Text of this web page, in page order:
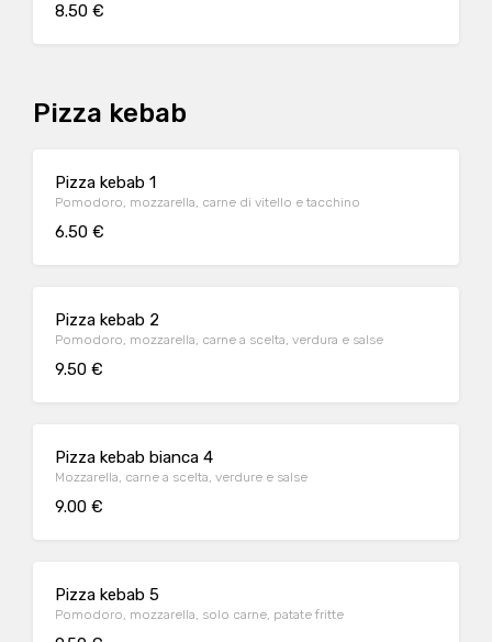
8.50 €
Pizza kebab
Pizza kebab 1
Pomodoro, mozzarella, carne di vitello e tacchino
6.50 €
Pizza kebab 2
Pomodoro, mozzarella, carne a scelta, verdura e salse
9.50 €
Pizza kebab bianca 4
Mozzarella, carne a scelta, verdure e salse
9.00 €
Pizza kebab 5
Pomodoro, mozzarella, solo carne, patate fritte